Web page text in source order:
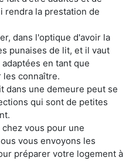
rendra la prestation de
dans l'optique d'avoir la
punaises de lit, et il vaut
en tant que
connaître.
dans une demeure peut se
qui sont de petites
vous pour une
vous envoyons les
préparer votre logement à